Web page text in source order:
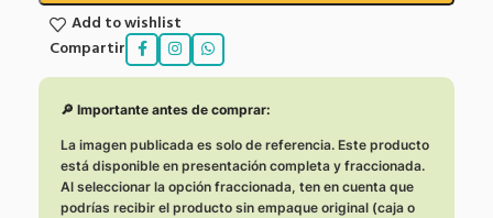
Add to wishlist
Compartir
🔎 Importante antes de comprar:
La imagen publicada es solo de referencia. Este producto
está disponible en presentación completa y fraccionada.
Al seleccionar la opción fraccionada, ten en cuenta que
podrías recibir el producto sin empaque original (caja o